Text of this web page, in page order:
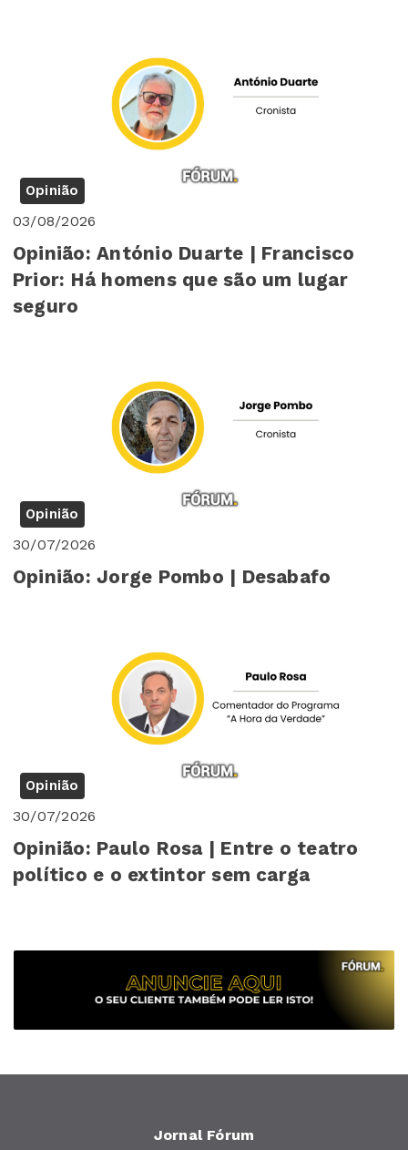
Opinião
03/08/2026
Opinião: António Duarte | Francisco
Prior: Há homens que são um lugar
seguro
Opinião
30/07/2026
Opinião: Jorge Pombo | Desabafo
Opinião
30/07/2026
Opinião: Paulo Rosa | Entre o teatro
político e o extintor sem carga
Jornal Fórum